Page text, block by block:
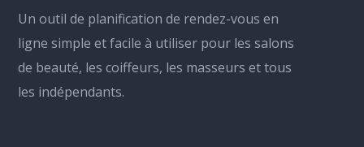
Un outil de planification de rendez-vous en
ligne simple et facile à utiliser pour les salons
de beauté, les coiffeurs, les masseurs et tous
les indépendants.